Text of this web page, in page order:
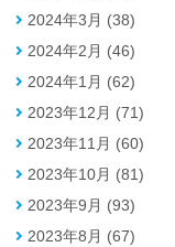
2024年3月 (38)
2024年2月 (46)
2024年1月 (62)
2023年12月 (71)
2023年11月 (60)
2023年10月 (81)
2023年9月 (93)
2023年8月 (67)